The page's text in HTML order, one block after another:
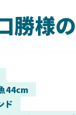
勝様
44cm
ド